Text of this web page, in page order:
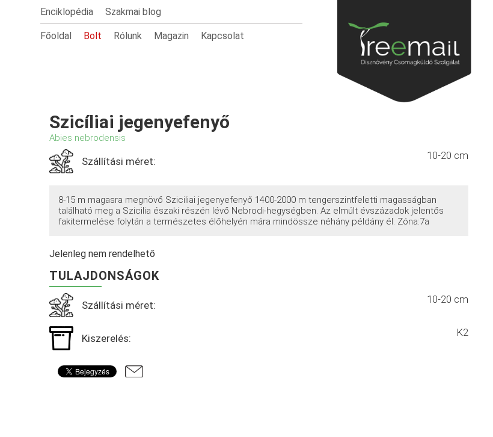
Enciklopédia Szakmai blog
Főoldal Bolt Rólunk Magazin Kapcsolat
Szicíliai jegenyefenyő
Abies nebrodensis
Szállítási méret: 10-20 cm
8-15 m magasra megnövő Sziciliai jegenyefenyő 1400-2000 m tengerszintfeletti magasságban
található meg a Szicilia északi részén lévő Nebrodi-hegységben. Az elmúlt évszázadok jelentős
fakitermelése folytán a természetes élőhelyén mára mindössze néhány példány él. Zóna:7a
Jelenleg nem rendelhető
TULAJDONSÁGOK
Szállítási méret: 10-20 cm
Kiszerelés: K2